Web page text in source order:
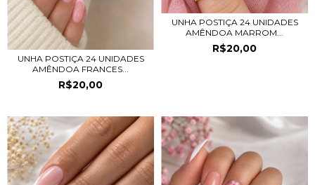
UNHA POSTIÇA 24 UNIDADES
AMÊNDOA FRANCES...
R$20,00
UNHA POSTIÇA 24 UNIDADES
AMÊNDOA MARROM...
R$20,00